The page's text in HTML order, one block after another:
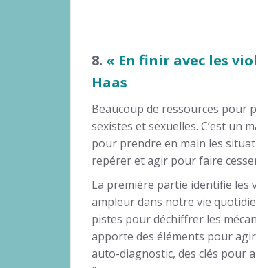
8. « En finir avec les
Haas
Beaucoup de ressources pour
sexistes et sexuelles. C’est un
pour prendre en main les
repérer et agir pour faire
La première partie identifie les
ampleur dans notre vie
pistes pour déchiffrer les
apporte des éléments pour
auto-diagnostic, des clés pour